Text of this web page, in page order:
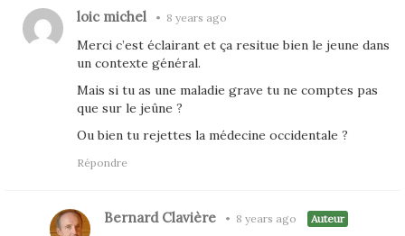
loic michel • 8 years ago
Merci c’est éclairant et ça resitue bien le jeune dans
un contexte général.
Mais si tu as une maladie grave tu ne comptes pas
que sur le jeûne ?
Ou bien tu rejettes la médecine occidentale ?
Répondre
Bernard Clavière • 8 years ago Auteur